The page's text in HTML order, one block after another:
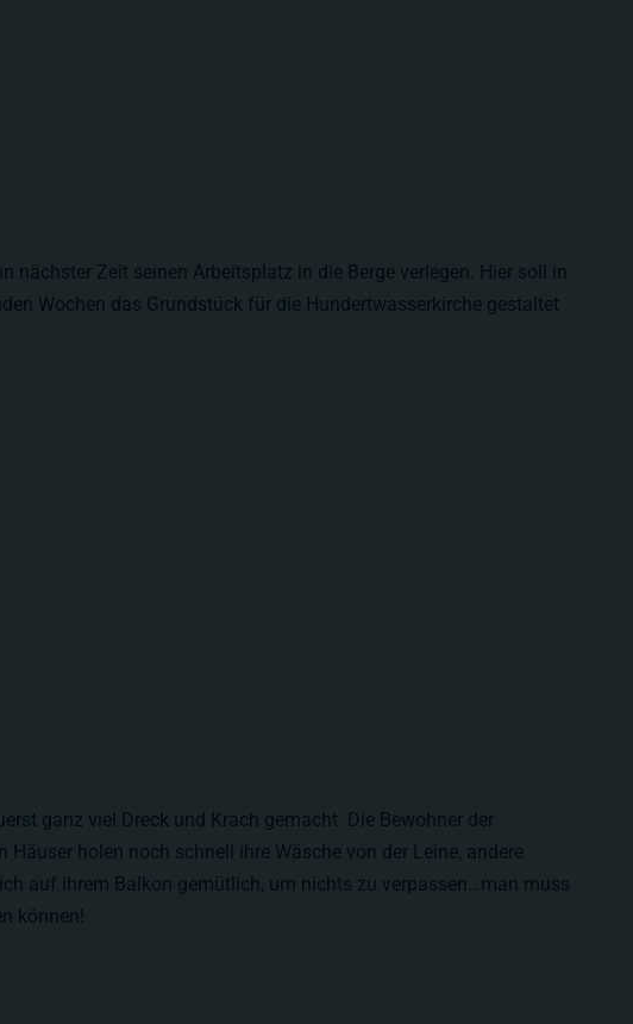
nächster Zeit seinen Arbeitsplatz in die Berge verlegen. Hier soll in
Wochen das Grundstück für die Hundertwasserkirche gestaltet
ganz viel Dreck und Krach gemacht. Die Bewohner der
Häuser holen noch schnell ihre Wäsche von der Leine, andere
auf ihrem Balkon gemütlich, um nichts zu verpassen…man muss
können!